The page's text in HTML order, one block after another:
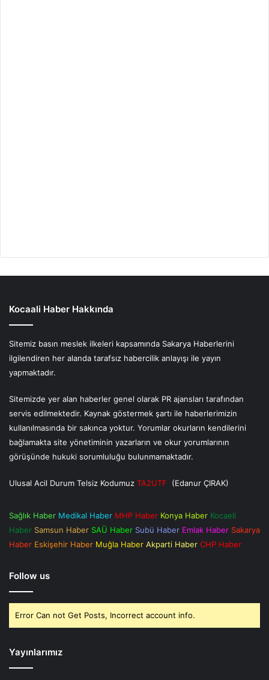
Kocaali Haber Hakkında
Sitemiz basın meslek ilkeleri kapsamında Sakarya Haberlerini
ilgilendiren her alanda tarafsız habercilik anlayışı ile yayın
yapmaktadır.
Sitemizde yer alan haberler genel olarak PR ajansları tarafından
servis edilmektedir. Kaynak göstermek şartı ile haberlerimizin
kullanılmasında bir sakınca yoktur. Yorumlar okurların kendilerini
bağlamakta site yönetiminin yazarların ve okur yorumlarının
görüşünde hukuki sorumluluğu bulunmamaktadır.
Ulusal Acil Durum Telsiz Kodumuz TA2UTF (Edanur ÇIRAK)
Sağlık Haber Medikal Haber MHP Haber Konya Haber Kocaeli
Haber Samsun Haber SAÜ Haber Subü Haber Emlak Haber Sakarya
Haber Eskişehir Haber Muğla Haber Akparti Haber CHP Haber
Follow us
Error Can not Get Posts, Incorrect account info.
Yayınlarımız